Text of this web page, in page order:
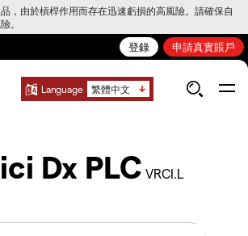
，由於槓桿作用而存在迅速虧損的高風險。請確保自
。
登錄 申請真實賬戶
Language 繁體中文
Dx PLC VRCI.L